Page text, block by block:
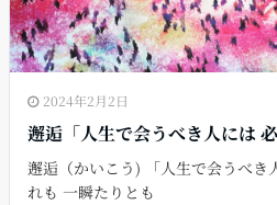
2024年2月2日
邂逅「人生で会うべき人には
邂逅（かいこう) 「人生で会うべき
れも 一瞬たりとも